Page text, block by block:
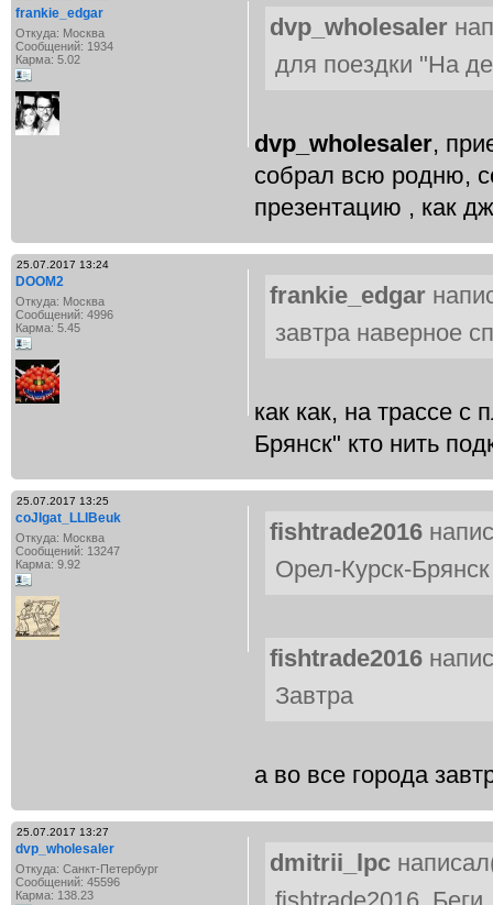
frankie_edgar
Откуда: Москва
Сообщений: 1934
Карма: 5.02
dvp_wholesaler
для поездки "На
dvp_wholesaler,
собрал всю родню,
презентацию , как
25.07.2017 13:24
DOOM2
Откуда: Москва
Сообщений: 4996
Карма: 5.45
frankie_edgar
завтра наверное
как как, на трассе с
Брянск" кто нить
25.07.2017 13:25
coJIgat_LLIBeuk
Откуда: Москва
Сообщений: 13247
Карма: 9.92
fishtrade2016
Орел-Курск-Брянск
fishtrade2016
Завтра
а во все города
25.07.2017 13:27
dvp_wholesaler
Откуда: Санкт-Петербург
Сообщений: 45596
Карма: 138.23
dmitrii_lpc